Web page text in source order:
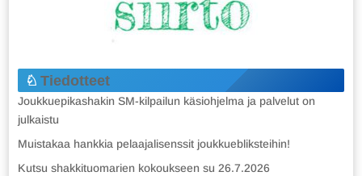
Tiedotteet
Joukkuepikashakin SM-kilpailun käsiohjelma ja palvelut on
julkaistu
Muistakaa hankkia pelaajalisenssit joukkuebliksteihin!
Kutsu shakkituomarien kokoukseen su 26.7.2026